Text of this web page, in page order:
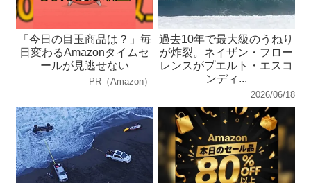
「今日の目玉商品は？」毎
日変わるAmazonタイムセ
ールが見逃せない
PR（Amazon）
過去10年で最大級のうねり
が炸裂。ネイザン・フロー
レンスがプエルト・エスコ
ンディ...
2026/06/18